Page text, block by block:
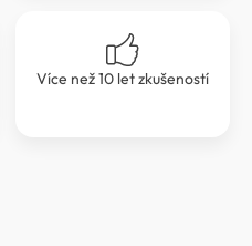
Více než 10 let zkušeností